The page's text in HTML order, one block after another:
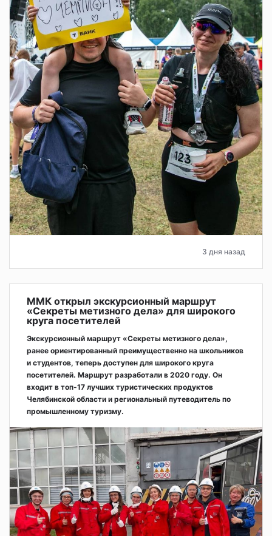
3 дня назад
ММК открыл экскурсионный маршрут
«Секреты метизного дела» для широкого
круга посетителей
Экскурсионный маршрут «Секреты метизного дела»,
ранее ориентированный преимущественно на школьников
и студентов, теперь доступен для широкого круга
посетителей. Маршрут разработали в 2020 году. Он
входит в топ-17 лучших туристических продуктов
Челябинской области и региональный путеводитель по
промышленному туризму.